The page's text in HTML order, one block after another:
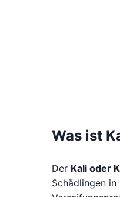
Was ist
Der Kali oder
Schädlingen